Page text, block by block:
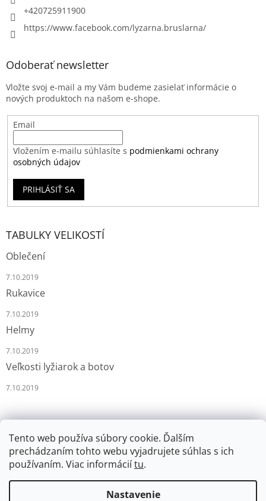
Tento web používa súbory cookie. Ďalším
prechádzaním tohto webu vyjadrujete súhlas s ich
používaním. Viac informáciítu.
Nastavenie
+420725911900
https://www.facebook.com/lyzarna.bruslarna/
Odoberať newsletter
Vložte svoj e-mail a my Vám budeme zasielať informácie o
nových produktoch na našom e-shope.
Email
Vložením e-mailu súhlasíte s podmienkami ochrany
osobných údajov
PRIHLÁSIŤ SA
TABULKY VELIKOSTÍ
Oblečení
7.10.2019
Rukavice
7.10.2019
Helmy
7.10.2019
Veľkosti lyžiarok a botov
7.10.2019